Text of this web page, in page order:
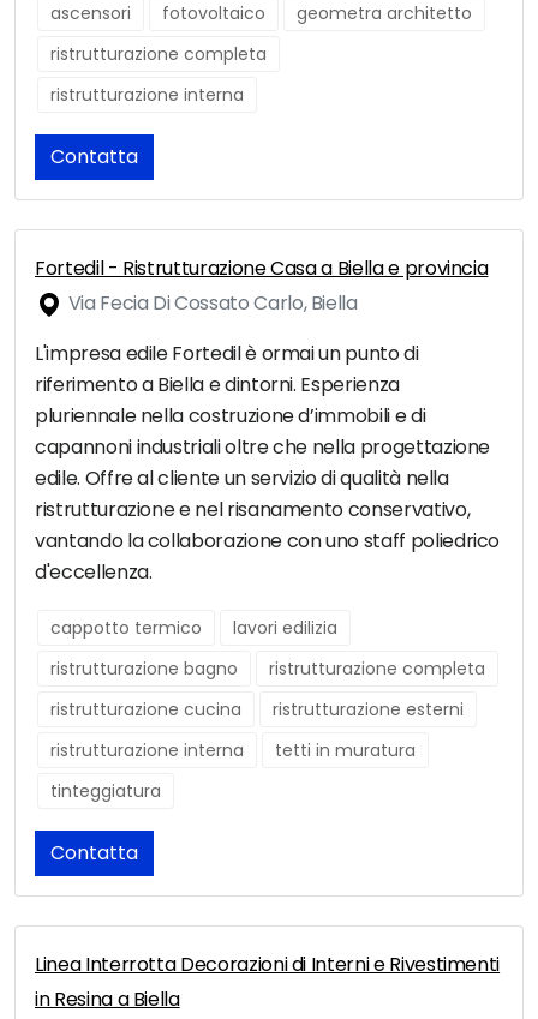
ascensori fotovoltaico
geometra architetto
ristrutturazione completa
ristrutturazione interna
Contatta
Fortedil - Ristrutturazione Casa a Biella e provincia
Via Fecia Di Cossato Carlo, Biella
L'impresa edile Fortedil è ormai un punto di
riferimento a Biella e dintorni. Esperienza
pluriennale nella costruzione d’immobili e di
capannoni industriali oltre che nella progettazione
edile. Offre al cliente un servizio di qualità nella
ristrutturazione e nel risanamento conservativo,
vantando la collaborazione con uno staff poliedrico
d'eccellenza.
cappotto termico
lavori edilizia
ristrutturazione bagno
ristrutturazione completa
ristrutturazione cucina
ristrutturazione esterni
ristrutturazione interna
tetti in muratura
tinteggiatura
Contatta
Linea Interrotta Decorazioni di Interni e Rivestimenti
in Resina a Biella